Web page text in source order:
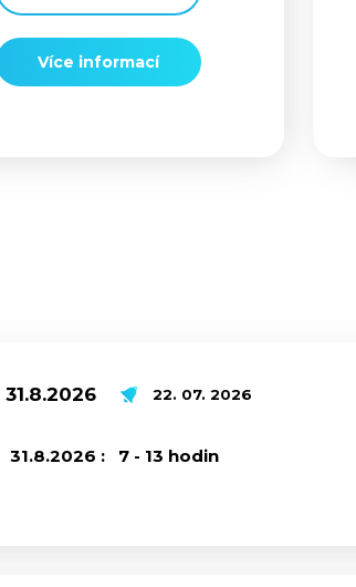
Více informací
22. 07. 2026
: 7 - 13 hodin